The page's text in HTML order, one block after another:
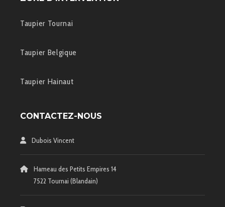
Taupier Tournai
Taupier Belgique
Taupier Hainaut
CONTACTEZ-NOUS
Dubois Vincent
Hameau des Petits Empires 14
7522 Tournai (Blandain)